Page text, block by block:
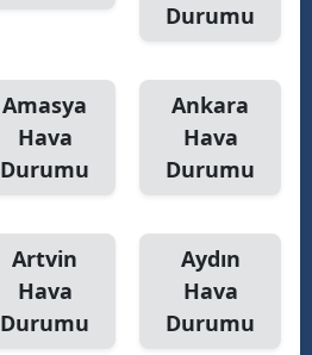
Durumu
Amasya
Hava
Durumu
Ankara
Hava
Durumu
Artvin
Hava
Durumu
Aydın
Hava
Durumu